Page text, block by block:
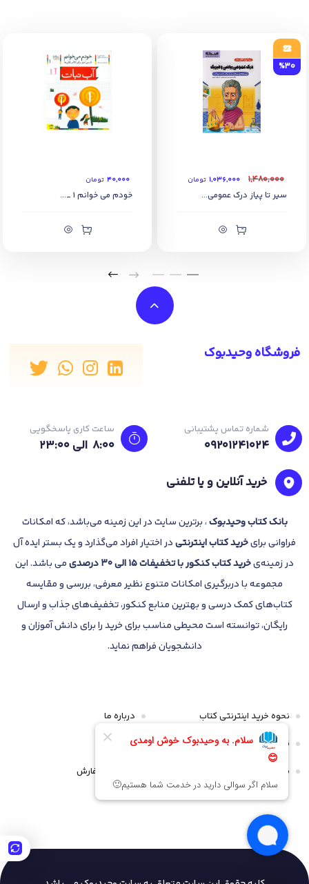
%30
۱,۴۸۰,۰۰۰ ۱,۰۳۶,۰۰۰ تومان
سیر تا پیاز درک عمومی...
۴۰,۰۰۰ تومان
خودم می خوانم 1 _...
فروشگاه وحیدبوک
شماره تماس پشتیبانی
09201241024
ساعت کاری پاسخگویی
8:00 الی 23:۰۰
خرید آنلاین و یا تلفنی
بانککتاب وحیدبوک، برترین سایت در این زمینه می‌باشد، که امکانات
فراوانی برایخرید کتاباینترنتیدر اختیار افراد می‌گذارد و یک بستر ایده آل
در زمینه‌یخرید کتاب کنکور با تخفیفات 15 الی 30 درصدی
می باشد. این
مجموعه با دربرگیری امکانات متنوع نظیر معرفی، بررسی و مقایسه
کتاب‌های کمک درسی و بهترین منابع کنکور، تخفیف‌های جذاب و ارسال
رایگان، توانسته است محیطی مناسب برای خرید را برای دانش آموزان و
دانشجویان فراهم نماید.
نحوه خرید اینترنتی کتاب
قوانین و مقررات
سیاست مرجوعی و عودت
درباره ما
تماس با ما
پیگیری سفارش